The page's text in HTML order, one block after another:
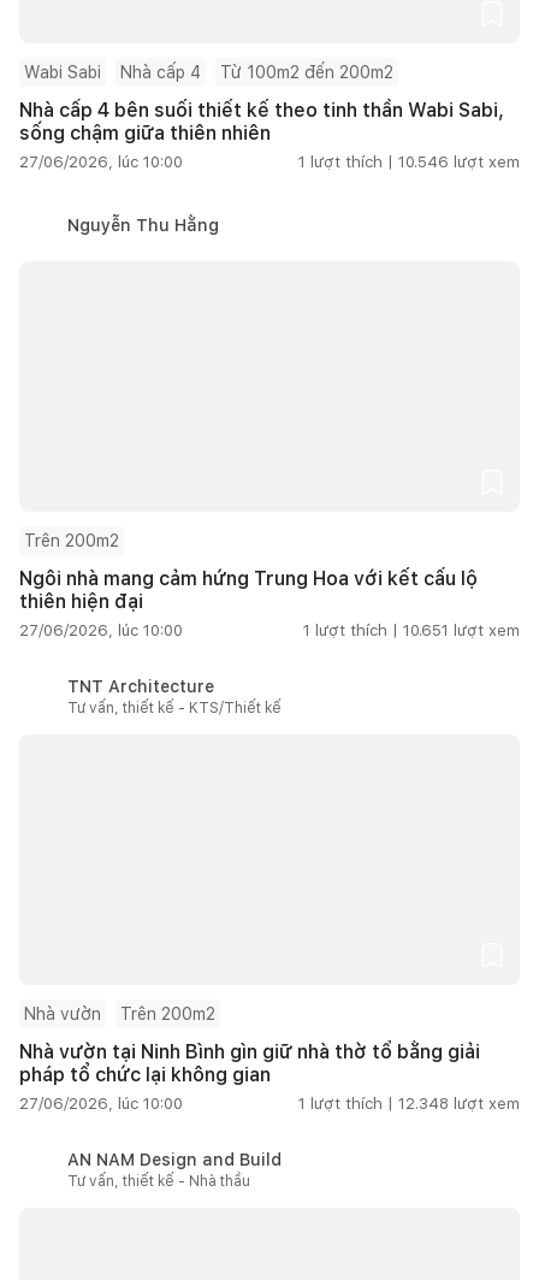
Wabi Sabi Nhà cấp 4 Từ 100m2 đến 200m2
Nhà cấp 4 bên suối thiết kế theo tinh thần Wabi Sabi,
sống chậm giữa thiên nhiên
27/06/2026, lúc 10:00 1 lượt thích | 10.546 lượt xem
Nguyễn Thu Hằng
Trên 200m2
Ngôi nhà mang cảm hứng Trung Hoa với kết cấu lộ
thiên hiện đại
27/06/2026, lúc 10:00 1 lượt thích | 10.651 lượt xem
TNT Architecture
Tư vấn, thiết kế - KTS/Thiết kế
Nhà vườn Trên 200m2
Nhà vườn tại Ninh Bình gìn giữ nhà thờ tổ bằng giải
pháp tổ chức lại không gian
27/06/2026, lúc 10:00 1 lượt thích | 12.348 lượt xem
AN NAM Design and Build
Tư vấn, thiết kế - Nhà thầu